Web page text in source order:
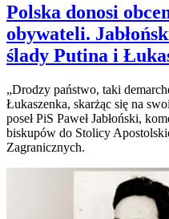
Polska donosi
obywateli.
ślady Putina i
„Drodzy państwo, taki
Łukaszenka, skarżąc się na
poseł PiS Paweł Jabłoński,
biskupów do Stolicy
Zagranicznych.